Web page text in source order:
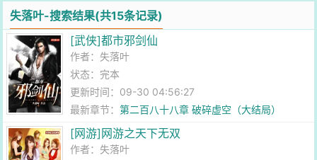
失落叶-搜索结果(共15条记录)
[武侠]都市邪剑仙
作者：失落叶
状态：完本
更新时间：09-30 04:56:27
最新章节：第二百八十八章 破碎虚空（大结局）
[网游]网游之天下无双
作者：失落叶